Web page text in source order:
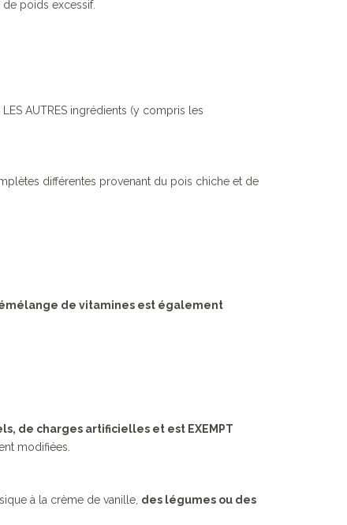
poids excessif.
AUTRES ingrédients (y compris les
différentes provenant du pois chiche et de
de vitamines est également
de charges artificielles et est EXEMPT
modifiées.
à la crème de vanille, des légumes ou des